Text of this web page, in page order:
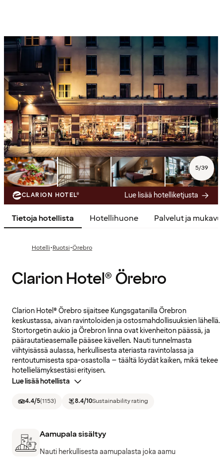
5/39
CLARION HOTEL® Lue lisää hotelliketjusta
Tietoja hotellista Hotellihuone Palvelut ja
Hotelli·Ruotsi·Örebro
Clarion Hotel® Örebro
Clarion Hotel® Örebro sijaitsee Kungsgatanilla Örebron
keskustassa, aivan ravintoloiden ja ostosmahdollisuuksien lähellä.
Stortorgetin aukio ja Örebron linna ovat kivenheiton päässä, ja
päärautatieasemalle pääsee kävellen. Nauti tunnelmasta
viihtyisässä aulassa, herkullisesta ateriasta ravintolassa ja
rentoutumisesta spa-osastolla – täältä löydät kaiken, mikä tekee
hotellielämyksestäsi erityisen.
Lue lisää hotellista
4.4/5(1153) 8.4/10Sustainability rating
Aamupala sisältyy
Nauti herkullisesta aamupalasta joka aamu